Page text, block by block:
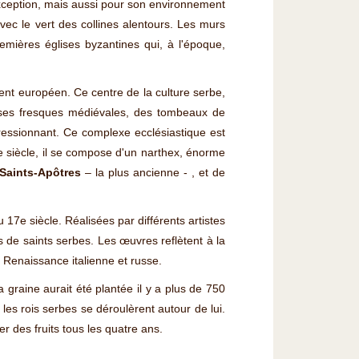
mais aussi pour son environnement
le vert des collines alentours. Les murs
églises byzantines qui, à l'époque,
européen. Ce centre de la culture serbe,
fresques médiévales, des tombeaux de
Ce complexe ecclésiastique est
il se compose d'un narthex, énorme
Apôtres – la plus ancienne - , et de
siècle. Réalisées par différents artistes
de saints serbes. Les œuvres reflètent à la
italienne et russe.
graine aurait été plantée il y a plus de 750
rois serbes se déroulèrent autour de lui.
des fruits tous les quatre ans.